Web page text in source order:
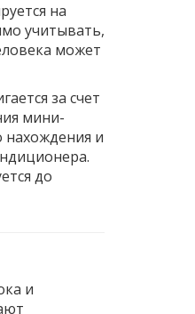
на
учитывать,
может
за счет
мини-
нахождения и
до
и